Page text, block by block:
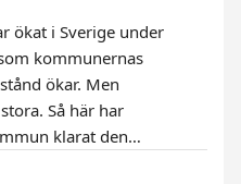
ökat i Sverige under
kommunernas
ökar. Men
Så här har
klarat den…